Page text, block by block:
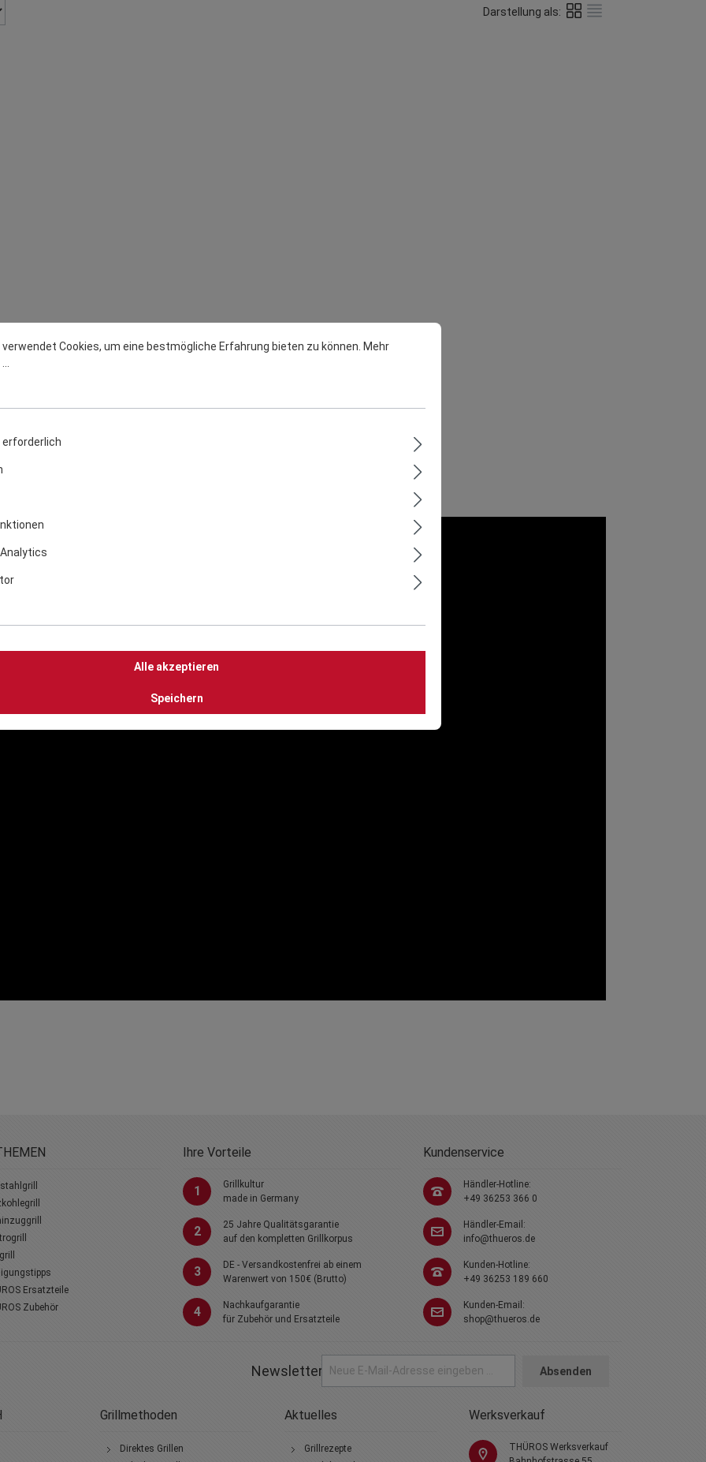
Darstellung als:
Ersatzteile
Zubehör
Ihre Vorteile
1
Grillkultur
made in Germany
2
25 Jahre Qualitätsgarantie
auf den kompletten Grillkorpus
3
DE - Versandkostenfrei ab einem
Warenwert von 150€ (Brutto)
4
Nachkaufgarantie
für Zubehör und Ersatzteile
Kundenservice
Händler-Hotline:
+49 36253 366 0
Händler-Email:
info@thueros.de
Kunden-Hotline:
+49 36253 189 660
Kunden-Email:
shop@thueros.de
Grillmethoden
Direktes Grillen
Aktuelles
Grillrezepte
Werksverkauf
THÜROS Werksverkauf
Newsletter Absenden
Cookies, um eine bestmögliche Erfahrung bieten zu können. Mehr
Alle akzeptieren
Speichern